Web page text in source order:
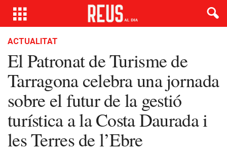
ACTUALITAT
El Patronat de Turisme de
Tarragona celebra una jornada
sobre el futur de la gestió
turística a la Costa Daurada i
les Terres de l’Ebre